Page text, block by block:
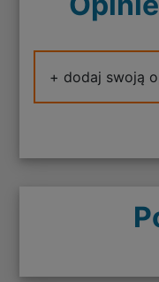
+ dodaj swoją